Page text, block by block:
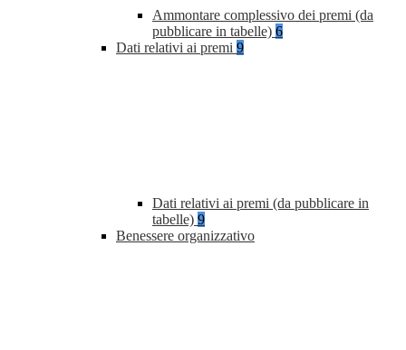
Ammontare complessivo dei premi (da
pubblicare in tabelle) 6
Dati relativi ai premi 9
Dati relativi ai premi (da pubblicare in
tabelle) 9
Benessere organizzativo